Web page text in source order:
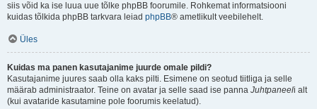
siis võid ka ise luua uue tõlke phpBB foorumile. Rohkemat informatsiooni
kuidas tõlkida phpBB tarkvara leiad phpBB® ametlikult veebilehelt.
Üles
Kuidas ma panen kasutajanime juurde omale pildi?
Kasutajanime juures saab olla kaks pilti. Esimene on seotud tiitliga ja selle
määrab administraator. Teine on avatar ja selle saad ise panna Juhtpaneeli alt
(kui avataride kasutamine pole foorumis keelatud).